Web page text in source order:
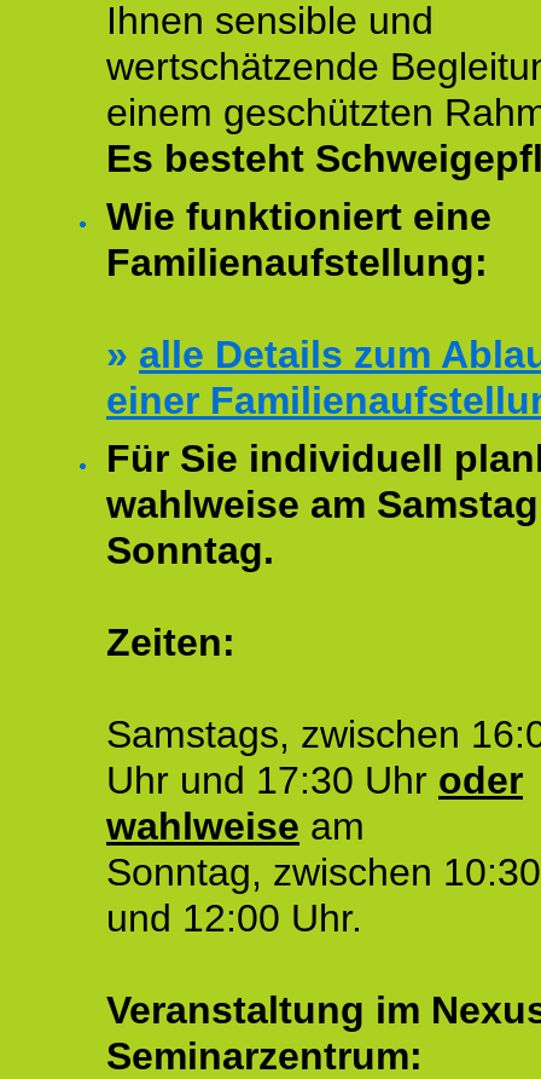
Ihnen sensible und
wertschätzende
einem geschützten
Es besteht
Wie funktioniert eine
Familienaufstellung:
» alle Details zum
einer
Für Sie individuell
wahlweise am
Sonntag.
Zeiten:
Samstags, zwischen
Uhr und 17:30 Uhr oder
wahlweise am
Sonntag, zwischen
und 12:00 Uhr.
Veranstaltung im
Seminarzentrum: